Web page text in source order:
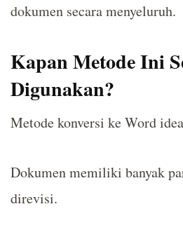
dokumen secara menyeluruh.
Kapan Metode Ini
Digunakan?
Metode konversi ke Word
Dokumen memiliki banyak
direvisi.